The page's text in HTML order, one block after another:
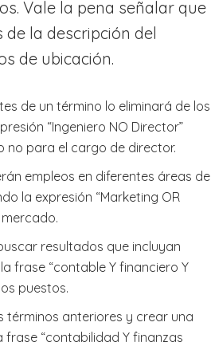
Vale la pena señalar que
la descripción del
de ubicación.
de un término lo eliminará de los
“Ingeniero NO Director”
no para el cargo de director.
empleos en diferentes áreas de
la expresión “Marketing OR
resultados que incluyan
frase “contable Y financiero Y
puestos.
términos anteriores y crear una
“contabilidad Y finanzas